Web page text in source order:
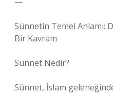
Sünnetin Temel Anlamı:
Bir Kavram
Sünnet Nedir?
Sünnet, İslam